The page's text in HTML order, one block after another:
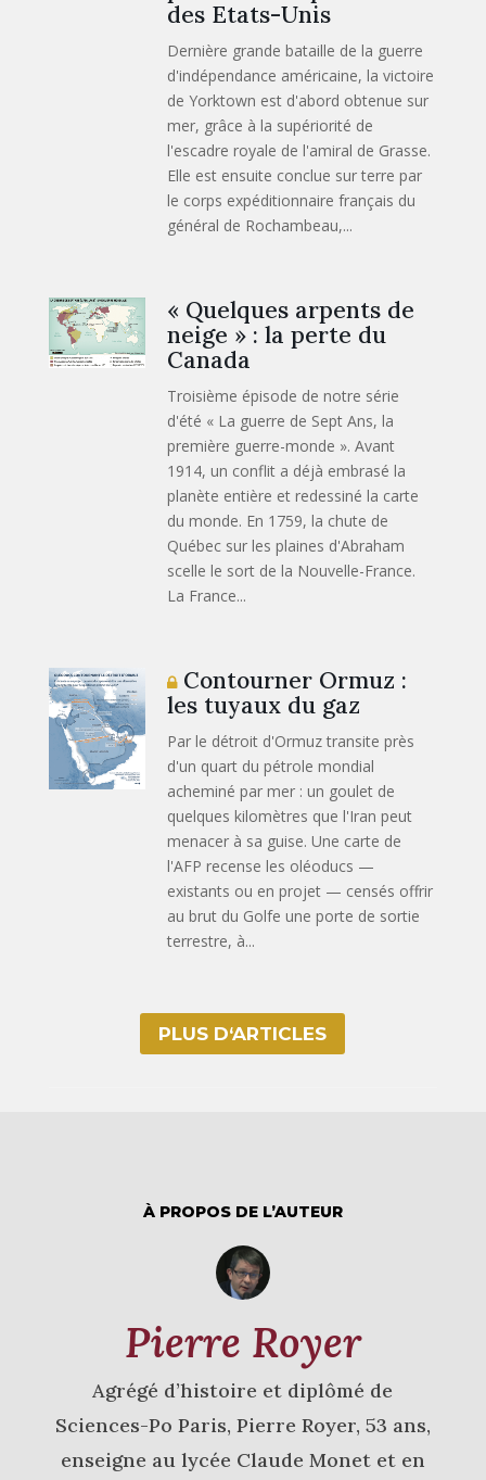
des Etats-Unis
Dernière grande bataille de la guerre
d'indépendance américaine, la victoire
de Yorktown est d'abord obtenue sur
mer, grâce à la supériorité de
l'escadre royale de l'amiral de Grasse.
Elle est ensuite conclue sur terre par
le corps expéditionnaire français du
général de Rochambeau,...
« Quelques arpents de
neige » : la perte du
Canada
Troisième épisode de notre série
d'été « La guerre de Sept Ans, la
première guerre-monde ». Avant
1914, un conflit a déjà embrasé la
planète entière et redessiné la carte
du monde. En 1759, la chute de
Québec sur les plaines d'Abraham
scelle le sort de la Nouvelle-France.
La France...
Contourner Ormuz :
les tuyaux du gaz
Par le détroit d'Ormuz transite près
d'un quart du pétrole mondial
acheminé par mer : un goulet de
quelques kilomètres que l'Iran peut
menacer à sa guise. Une carte de
l'AFP recense les oléoducs —
existants ou en projet — censés offrir
au brut du Golfe une porte de sortie
terrestre, à...
PLUS D‘ARTICLES
À PROPOS DE L’AUTEUR
Pierre Royer
Agrégé d’histoire et diplômé de
Sciences-Po Paris, Pierre Royer, 53 ans,
enseigne au lycée Claude Monet et en